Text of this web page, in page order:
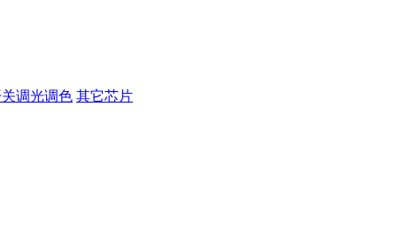
调光调色 其它芯片